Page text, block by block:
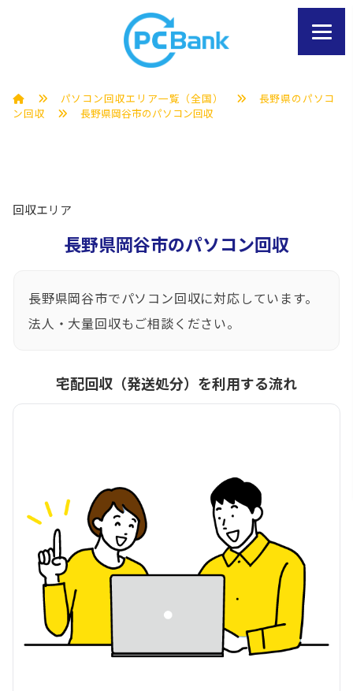
パソコン回収エリア一覧（全国）
長野県のパソコ
ン回収
長野県岡谷市のパソコン回収
回収エリア
長野県岡谷市のパソコン回収
長野県岡谷市でパソコン回収に対応しています。
法人・大量回収もご相談ください。
宅配回収（発送処分）を利用する流れ